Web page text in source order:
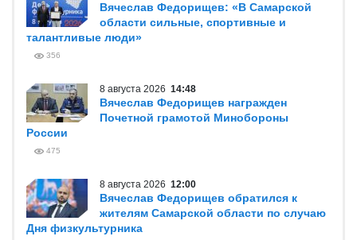
Вячеслав Федорищев: «В Самарской
области сильные, спортивные и
талантливые люди»
356
8 августа 2026 14:48
Вячеслав Федорищев награжден
Почетной грамотой Минобороны
России
475
8 августа 2026 12:00
Вячеслав Федорищев обратился к
жителям Самарской области по случаю
Дня физкультурника